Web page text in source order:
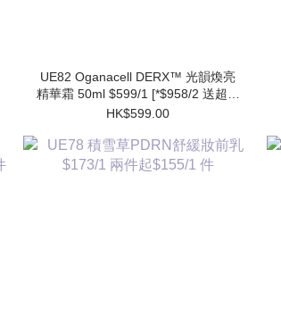
UE82 Oganacell DERX™ 光韻煥亮
精華霜 50ml $599/1 [*$958/2 送超勝
肽爽膚水15ml*4 支 ][*$1437/3送 超
系列任選6件送 超勝肽爽膚水
15ml*8+超勝肽安瓶10ml*8】
HK$599.00